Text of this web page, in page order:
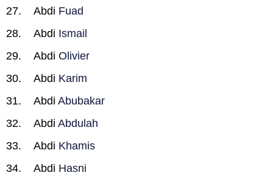
Abdi Fuad
Abdi Ismail
Abdi Olivier
Abdi Karim
Abdi Abubakar
Abdi Abdulah
Abdi Khamis
Abdi Hasni